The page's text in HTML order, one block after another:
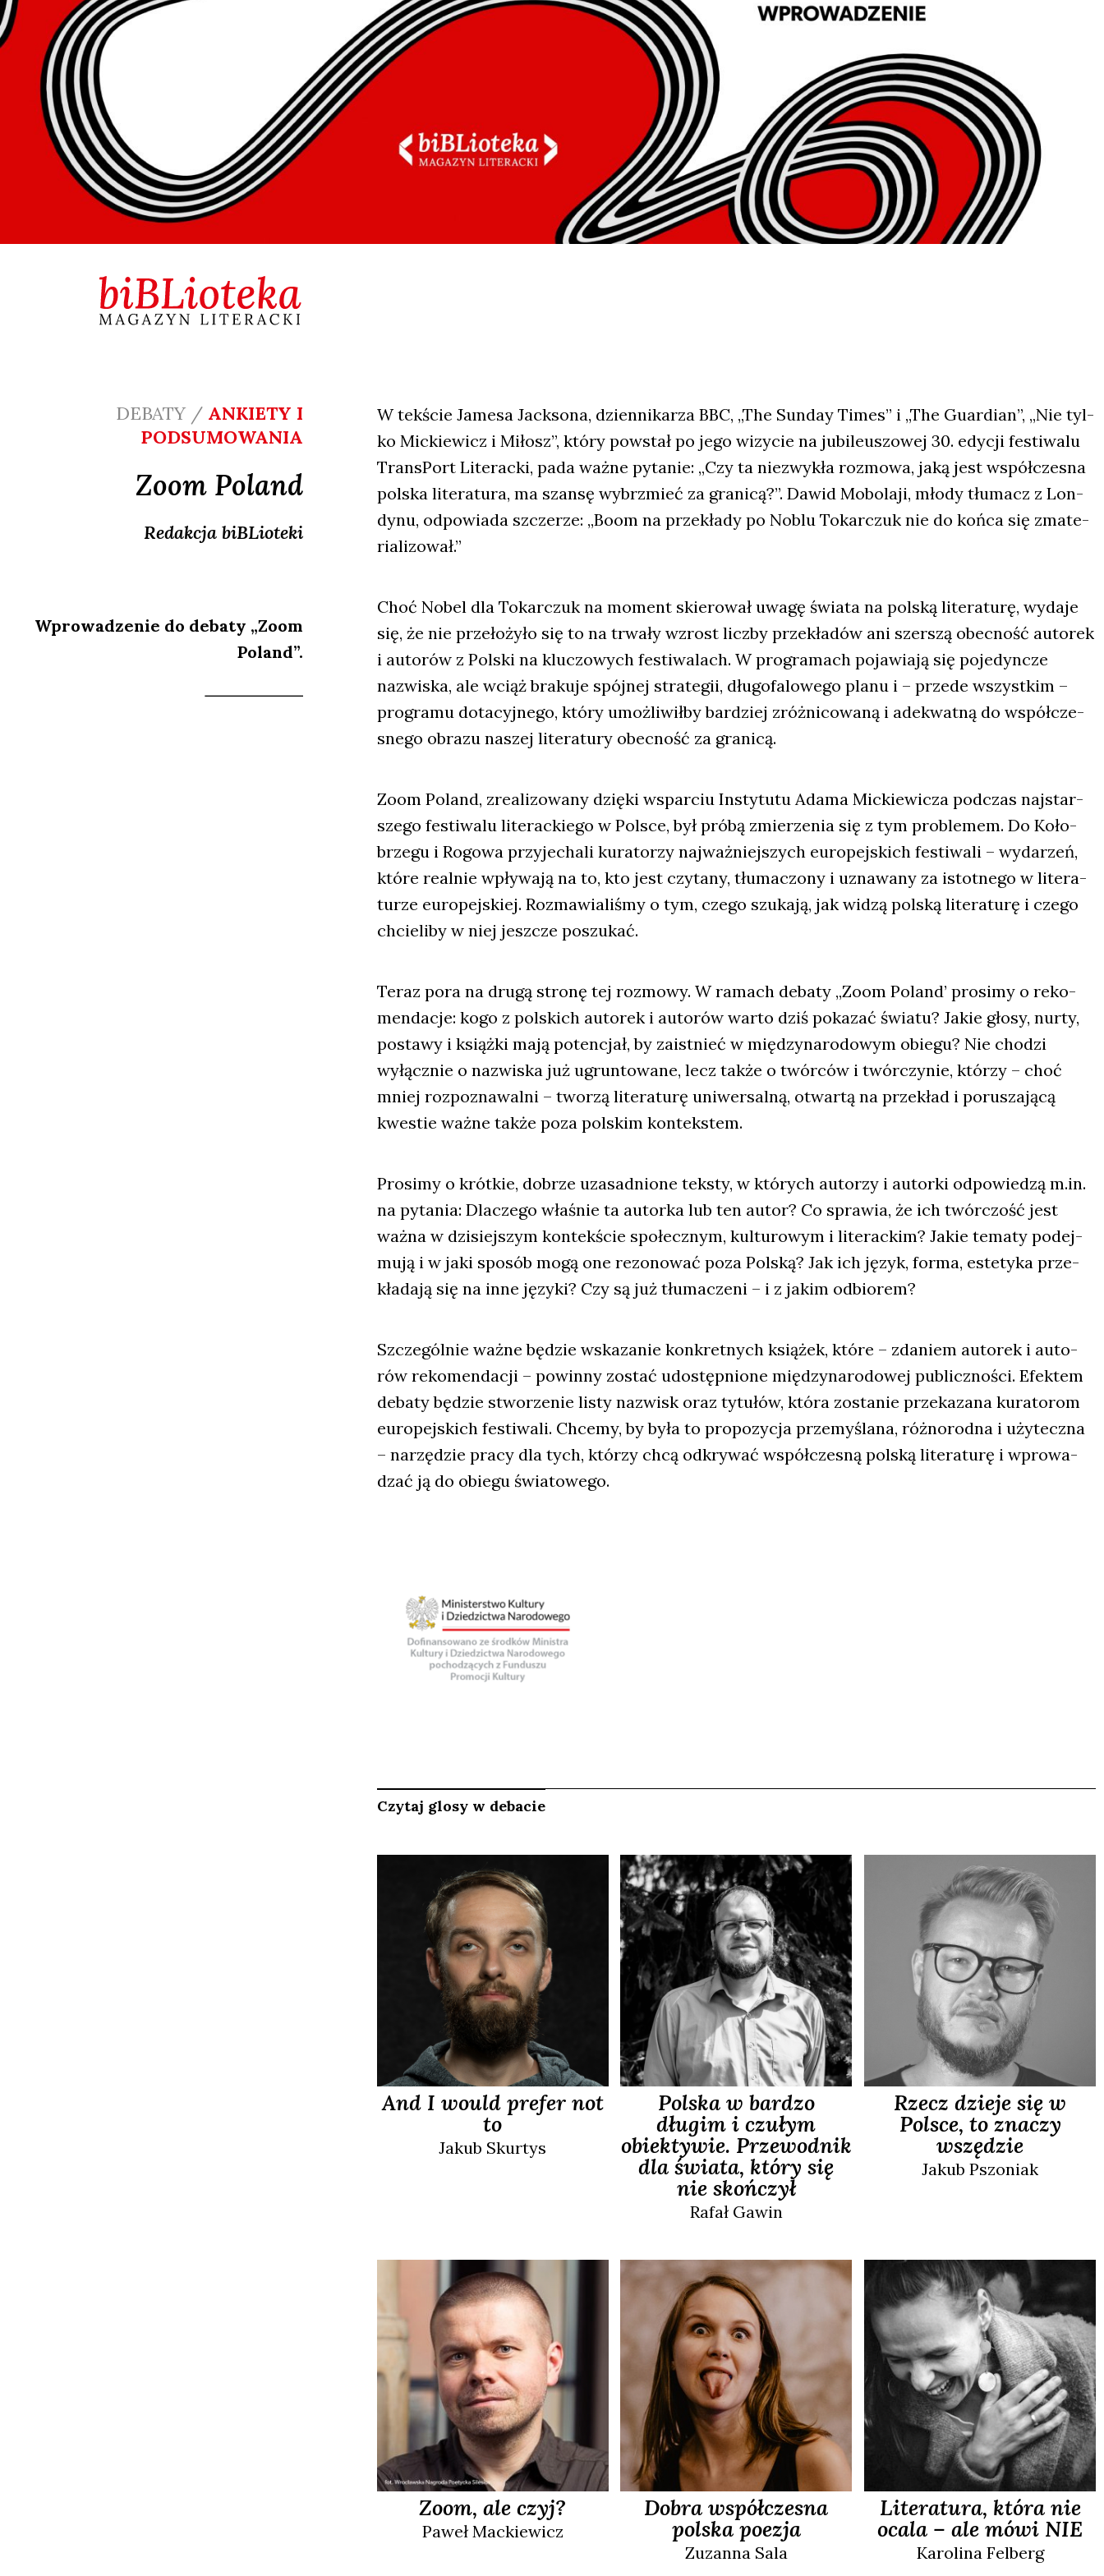
DEBATY / ANKIETY I
PODSUMOWANIA
Zoom Poland
Redakcja biBLioteki
Wprowadzenie do debaty „Zoom
Poland”.
W tek­ście Jame­sa Jack­so­na, dzien­ni­ka­rza BBC, „The Sun­day Times” i „The Guar­dian”, „Nie tyl­
ko Mic­kie­wicz i Miłosz”, któ­ry powstał po jego wizy­cie na jubi­le­uszo­wej 30. edy­cji festi­wa­lu
Trans­Port Lite­rac­ki, pada waż­ne pyta­nie: „Czy ta nie­zwy­kła roz­mo­wa, jaką jest współ­cze­sna
pol­ska lite­ra­tu­ra, ma szan­sę wybrzmieć za gra­ni­cą?”. Dawid Mobo­la­ji, mło­dy tłu­macz z Lon­
dy­nu, odpo­wia­da szcze­rze: „Boom na prze­kła­dy po Noblu Tokar­czuk nie do koń­ca się zma­te­
ria­li­zo­wał.”
Choć Nobel dla Tokar­czuk na moment skie­ro­wał uwa­gę świa­ta na pol­ską lite­ra­tu­rę, wyda­je
się, że nie prze­ło­ży­ło się to na trwa­ły wzrost licz­by prze­kła­dów ani szer­szą obec­ność auto­rek
i auto­rów z Pol­ski na klu­czo­wych festi­wa­lach. W pro­gra­mach poja­wia­ją się poje­dyn­cze
nazwi­ska, ale wciąż bra­ku­je spój­nej stra­te­gii, dłu­go­fa­lo­we­go pla­nu i – przede wszyst­kim –
pro­gra­mu dota­cyj­ne­go, któ­ry umoż­li­wił­by bar­dziej zróż­ni­co­wa­ną i ade­kwat­ną do współ­cze­
sne­go obra­zu naszej lite­ra­tu­ry obec­ność za gra­ni­cą.
Zoom Poland, zre­ali­zo­wa­ny dzię­ki wspar­ciu Insty­tu­tu Ada­ma Mic­kie­wi­cza pod­czas naj­star­
sze­go festi­wa­lu lite­rac­kie­go w Pol­sce, był pró­bą zmie­rze­nia się z tym pro­ble­mem. Do Koło­
brze­gu i Rogo­wa przy­je­cha­li kura­to­rzy naj­waż­niej­szych euro­pej­skich festi­wa­li – wyda­rzeń,
któ­re real­nie wpły­wa­ją na to, kto jest czy­ta­ny, tłu­ma­czo­ny i uzna­wa­ny za istot­ne­go w lite­ra­
tu­rze euro­pej­skiej. Roz­ma­wia­li­śmy o tym, cze­go szu­ka­ją, jak widzą pol­ską lite­ra­tu­rę i cze­go
chcie­li­by w niej jesz­cze poszu­kać.
Teraz pora na dru­gą stro­nę tej roz­mo­wy. W ramach deba­ty „Zoom Poland’ pro­si­my o reko­
men­da­cje: kogo z pol­skich auto­rek i auto­rów war­to dziś poka­zać świa­tu? Jakie gło­sy, nur­ty,
posta­wy i książ­ki mają poten­cjał, by zaist­nieć w mię­dzy­na­ro­do­wym obie­gu? Nie cho­dzi
wyłącz­nie o nazwi­ska już ugrun­to­wa­ne, lecz tak­że o twór­ców i twór­czy­nie, któ­rzy – choć
mniej roz­po­zna­wal­ni – two­rzą lite­ra­tu­rę uni­wer­sal­ną, otwar­tą na prze­kład i poru­sza­ją­cą
kwe­stie waż­ne tak­że poza pol­skim kon­tek­stem.
Pro­si­my o krót­kie, dobrze uza­sad­nio­ne tek­sty, w któ­rych auto­rzy i autor­ki odpo­wie­dzą m.in.
na pyta­nia: Dla­cze­go wła­śnie ta autor­ka lub ten autor? Co spra­wia, że ich twór­czość jest
waż­na w dzi­siej­szym kon­tek­ście spo­łecz­nym, kul­tu­ro­wym i lite­rac­kim? Jakie tema­ty podej­
mu­ją i w jaki spo­sób mogą one rezo­no­wać poza Pol­ską? Jak ich język, for­ma, este­ty­ka prze­
kła­da­ją się na inne języ­ki? Czy są już tłu­ma­cze­ni – i z jakim odbio­rem?
Szcze­gól­nie waż­ne będzie wska­za­nie kon­kret­nych ksią­żek, któ­re – zda­niem auto­rek i auto­
rów reko­men­da­cji – powin­ny zostać udo­stęp­nio­ne mię­dzy­na­ro­do­wej publicz­no­ści. Efek­tem
deba­ty będzie stwo­rze­nie listy nazwisk oraz tytu­łów, któ­ra zosta­nie prze­ka­za­na kura­to­rom
euro­pej­skich festi­wa­li. Chce­my, by była to pro­po­zy­cja prze­my­śla­na, róż­no­rod­na i uży­tecz­na
– narzę­dzie pra­cy dla tych, któ­rzy chcą odkry­wać współ­cze­sną pol­ską lite­ra­tu­rę i wpro­wa­
dzać ją do obie­gu świa­to­we­go.
Czytaj glosy w debacie
And I would prefer not
to
Jakub Skurtys
Polska w bardzo
długim i czułym
obiektywie. Przewodnik
dla świata, który się
nie skończył
RafałGawin
Rzecz dzieje się w
Polsce, to znaczy
wszędzie
Jakub Pszoniak
Zoom, ale czyj?
PawełMackiewicz
Dobra współczesna
polska poezja
Zuzanna Sala
Literatura, która nie
ocala – ale mówi NIE
Karolina Felberg